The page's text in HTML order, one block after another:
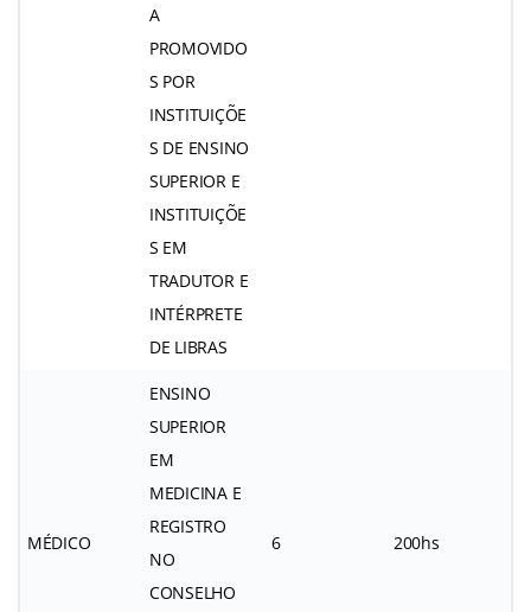
A
PROMOVIDO
S POR
INSTITUIÇÕE
S DE ENSINO
SUPERIOR E
INSTITUIÇÕE
S EM
TRADUTOR E
INTÉRPRETE
DE LIBRAS
MÉDICO
ENSINO
SUPERIOR
EM
MEDICINA E
REGISTRO
NO
CONSELHO
6 200hs